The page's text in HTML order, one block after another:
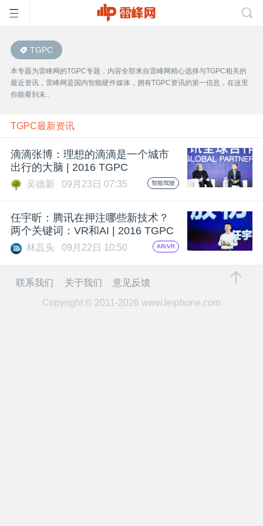
首
页
雷
峰
公
课
TGPC
本专题为雷峰网的TGPC专题，内容全部来自雷峰网精心选择与TGPC相关的
最近资讯，雷峰网是国内智能硬件媒体，拥有TGPC资讯的第一信息，在这里
你能看到未..
TGPC最新资讯
滴滴张博：理想的滴滴是一个城市
出行的大脑 | 2016 TGPC
吴德新 09月23日 07:35 智能驾驶
任宇昕：腾讯在押注哪些新技术？
两个关键词：VR和AI | 2016 TGPC
林藠头 09月22日 10:50 AR/VR
联系我们 关于我们
意见反馈
Copyright © 2011-2026 www.leiphone.com